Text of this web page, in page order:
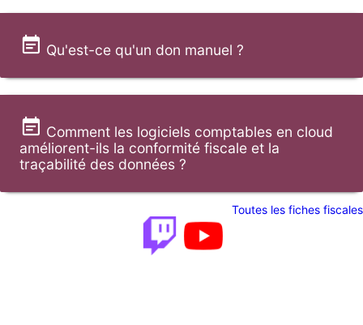
Qu'est-ce qu'un don manuel ?
Comment les logiciels comptables en cloud
améliorent-ils la conformité fiscale et la
traçabilité des données ?
Toutes les fiches fiscales